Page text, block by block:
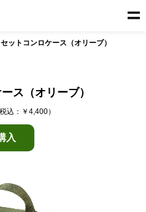
ットコンロケース（オリーブ）
ス（オリーブ）
税込：￥4,400）
入